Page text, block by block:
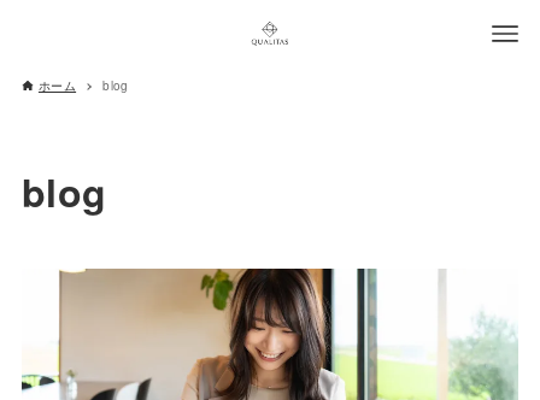
ホーム blog
blog